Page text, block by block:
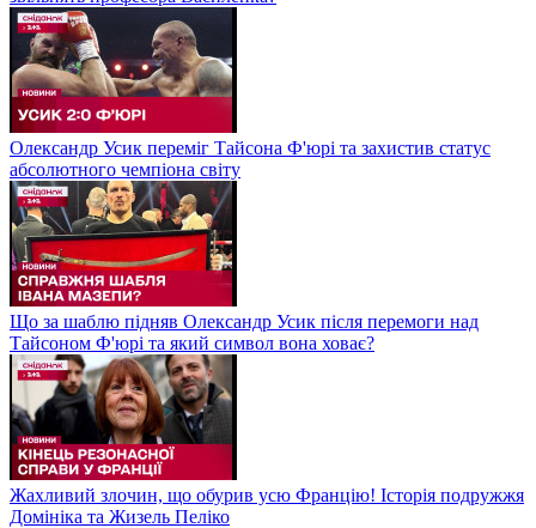
Олександр Усик переміг Тайсона Ф'юрі та захистив статус
абсолютного чемпіона світу
Що за шаблю підняв Олександр Усик після перемоги над
Тайсоном Ф'юрі та який символ вона ховає?
Жахливий злочин, що обурив усю Францію! Історія подружжя
Домініка та Жизель Пеліко